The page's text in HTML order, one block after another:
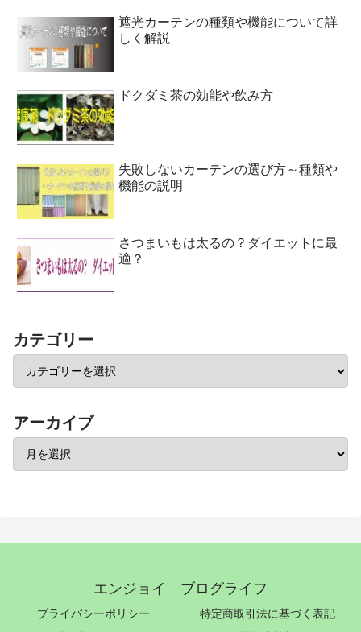
遮光カーテンの種類や機能について詳
しく解説
ドクダミ茶の効能や飲み方
失敗しないカーテンの選び方～種類や
機能の説明
さつまいもは太るの？ダイエットに最
適？
カテゴリー
アーカイブ
エンジョイ ブログライフ
プライバシーポリシー
特定商取引法に基づく表記